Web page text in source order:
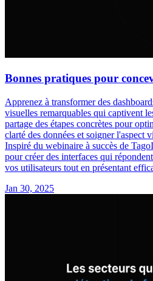
Bonnes pratiques pour
Apprenez à transformer des
visuelles remarquables qui captivent
partage des étapes concrètes pour
clarté des données et soigner l'aspect
Inspiré du webinaire à succès de
pour créer des interfaces qui
vos utilisateurs tout en présentant
Jan 30, 2025